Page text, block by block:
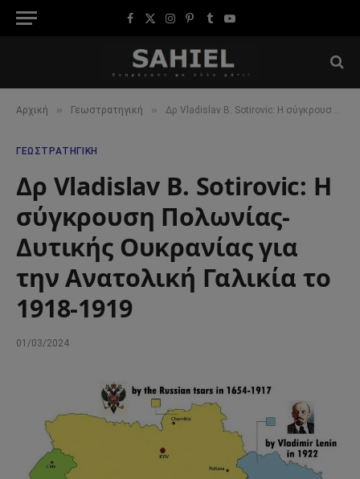
Facebook
X
Instagram
Pinterest
TumblrYouTube
Αρχική » Γεωστρατηγική » Δρ Vladislav B. Sotirovic: Η σύγκρουση Πολωνίας-Δυτικής Ουκρανίας για την Ανατολική Γαλικία το 1918-1919
ΓΕΩΣΤΡΑΤΗΓΙΚΉ
Δρ Vladislav B. Sotirovic: Η
σύγκρουση Πολωνίας-
Δυτικής Ουκρανίας για
την Ανατολική Γαλικία το
1918-1919
01/03/2024